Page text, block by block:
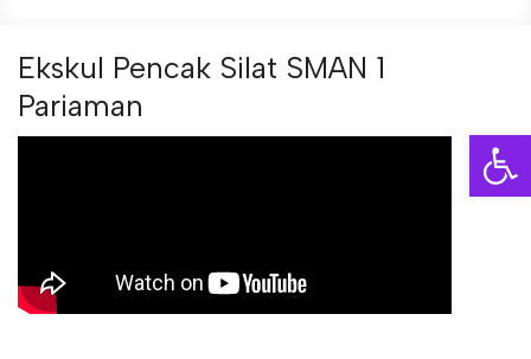
Ekskul Pencak Silat SMAN 1
Pariaman